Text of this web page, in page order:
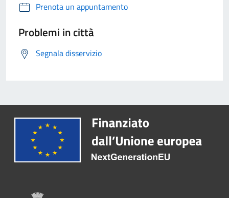
Prenota un appuntamento
Problemi in città
Segnala disservizio